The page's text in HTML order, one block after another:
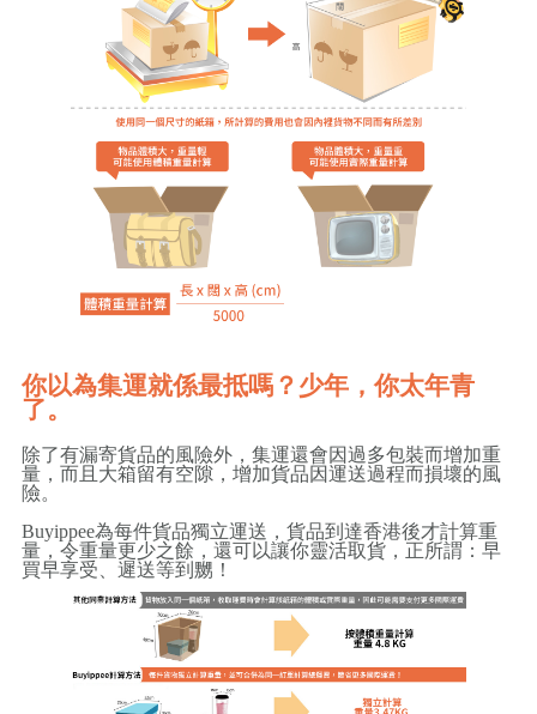
你以為集運就係最抵嗎？少年，你太年青
了。
除了有漏寄貨品的風險外，集運還會因過多包裝而增加重
量，而且大箱留有空隙，增加貨品因運送過程而損壞的風
險。
Buyippee為每件貨品獨立運送，貨品到達香港後才計算重
量，令重量更少之餘，還可以讓你靈活取貨，正所謂：早
買早享受、遲送等到嬲！